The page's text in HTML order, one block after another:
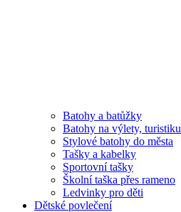
Batohy a batůžky
Batohy na výlety, turistiku
Stylové batohy do města
Tašky a kabelky
Sportovní tašky
Školní taška přes rameno
Ledvinky pro děti
Dětské povlečení